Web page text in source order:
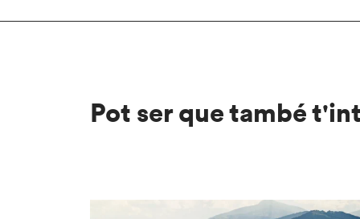
Pot ser que també